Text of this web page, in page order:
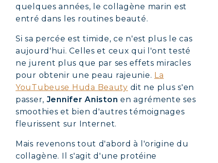
quelques années, le collagène marin est
entré dans les routines beauté.
Si sa percée est timide, ce n'est plus le cas
aujourd'hui. Celles et ceux qui l'ont testé
ne jurent plus que par ses effets miracles
pour obtenir une peau rajeunie. La
YouTubeuse Huda Beauty dit ne plus s'en
passer, Jennifer Aniston en agrémente ses
smoothies et bien d'autres témoignages
fleurissent sur Internet.
Mais revenons tout d'abord à l'origine du
collagène. Il s'agit d'une protéine